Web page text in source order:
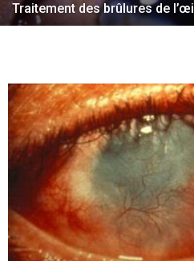
Traitement des brûlures de l’œil